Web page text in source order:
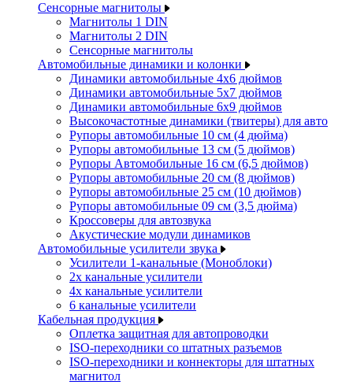
Сенсорные магнитолы
Магнитолы 1 DIN
Магнитолы 2 DIN
Сенсорные магнитолы
Автомобильные динамики и колонки
Динамики автомобильные 4x6 дюймов
Динамики автомобильные 5x7 дюймов
Динамики автомобильные 6x9 дюймов
Высокочастотные динамики (твитеры) для авто
Рупоры автомобильные 10 см (4 дюйма)
Рупоры автомобильные 13 см (5 дюймов)
Рупоры Автомобильные 16 см (6,5 дюймов)
Рупоры автомобильные 20 см (8 дюймов)
Рупоры автомобильные 25 см (10 дюймов)
Рупоры автомобильные 09 см (3,5 дюйма)
Кроссоверы для автозвука
Акустические модули динамиков
Автомобильные усилители звука
Усилители 1-канальные (Моноблоки)
2х канальные усилители
4х канальные усилители
6 канальные усилители
Кабельная продукция
Оплетка защитная для автопроводки
ISO-переходники со штатных разъемов
ISO-переходники и коннекторы для штатных
магнитол